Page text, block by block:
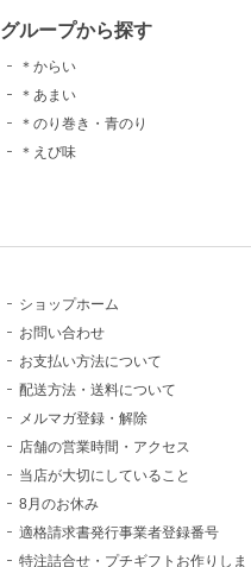
グループから探す
＊からい
＊あまい
＊のり巻き・青のり
＊えび味
ショップホーム
お問い合わせ
お支払い方法について
配送方法・送料について
メルマガ登録・解除
店舗の営業時間・アクセス
当店が大切にしていること
8月のお休み
適格請求書発行事業者登録番号
特注詰合せ・プチギフトお作りしま